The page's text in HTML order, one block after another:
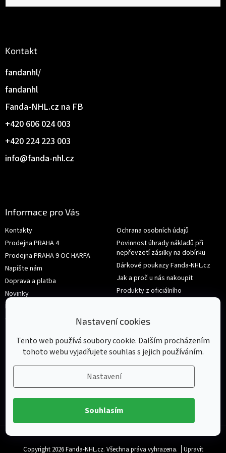
Nastavení cookies
Tento web používá soubory cookie. Dalším procházením
tohoto webu vyjadřujete souhlas s jejich používáním.
Nastavení
Souhlasím
Kontakt
info@fanda-nhl.cz
+420 224 223 003
+420 606 024 003
Fanda-NHL.cz na FB
fandanhl
fandanhl/
Informace pro Vás
Kontakty
Prodejna PRAHA 4
Prodejna PRAHA 9 OC HARFA
Napište nám
Doprava a platba
Novinky
Hodnocení obchodu
Obchodní podmínky
Ochrana osobních údajů
Povinnost úhrady nákladů při
nepřevzetí zásilky na dobírku
Dárkové poukazy Fanda-NHL.cz
Jak a proč u nás nakoupit
Produkty z oficiálního
shop.nhl.com
Výměna nebo vrácení zboží
Copyright 2026Fanda-NHL.cz. Všechna práva vyhrazena. Upravit